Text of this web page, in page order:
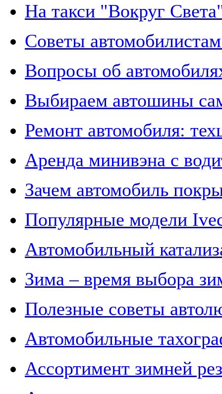
На такси "Вокруг
Советы
Вопросы об
Выбираем автошины
Ремонт автомобиля:
Аренда минивэна с
Зачем автомобиль
Популярные модели
Автомобильный
Зима – время выбора
Полезные советы
Автомобильные
Ассортимент зимней